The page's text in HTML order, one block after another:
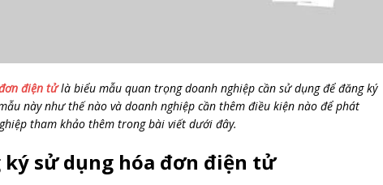
điện tửlà biểu mẫu quan trọng doanh nghiệp cần sử dụng để đăng ký
này như thế nào và doanh nghiệp cần thêm điều kiện nào để phát
tham khảo thêm trong bài viết dưới đây.
ký sử dụng hóa đơn điện tử